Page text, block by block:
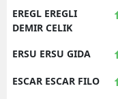
EREGL EREGLI
DEMIR CELIK
ERSU ERSU GIDA
ESCAR ESCAR FILO